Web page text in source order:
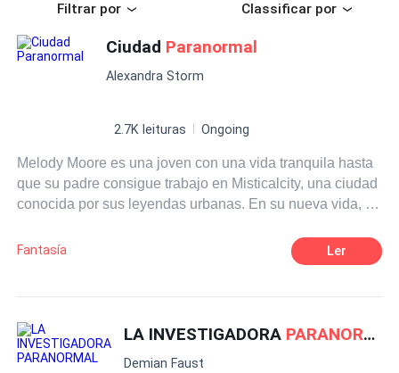
Filtrar por Classificar por
Ciudad Paranormal
Alexandra Storm
2.7K leituras Ongoing
Melody Moore es una joven con una vida tranquila hasta
que su padre consigue trabajo en Misticalcity, una ciudad
conocida por sus leyendas urbanas. En su nueva vida, se
demonios y otros seres sacados de películas de terror.
Fantasía Ler
LA INVESTIGADORA PARANORMAL
Demian Faust